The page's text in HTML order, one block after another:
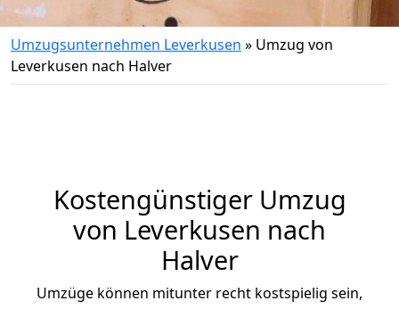
Umzugsunternehmen Leverkusen » Umzug von
Leverkusen nach Halver
Kostengünstiger Umzug
von Leverkusen nach
Halver
Umzüge können mitunter recht kostspielig sein,